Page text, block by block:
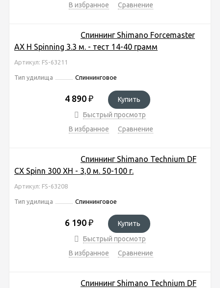
В избранное
Сравнение
Спиннинг Shimano Forcemaster
AX H Spinning 3.3 м. - тест 14-40 грамм
Артикул: FS-63211
Тип удилища Спиннинговое
4 890 ₽
Купить
Быстрый просмотр
В избранное
Сравнение
Спиннинг Shimano Technium DF
CX Spinn 300 XH - 3,0 м. 50-100 г.
Артикул: FS-63208
Тип удилища Спиннинговое
6 190 ₽
Купить
Быстрый просмотр
В избранное
Сравнение
Спиннинг Shimano Technium DF